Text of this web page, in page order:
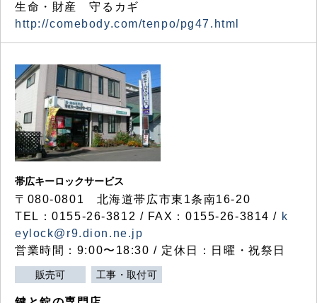
生命・財産 守るカギ
http://comebody.com/tenpo/pg47.html
帯広キーロックサービス
〒080-0801 北海道帯広市東1条南16-20
TEL：0155-26-3812 / FAX：0155-26-3814 / k
eylock@r9.dion.ne.jp
営業時間：9:00〜18:30 / 定休日：日曜・祝祭日
販売可 工事・取付可